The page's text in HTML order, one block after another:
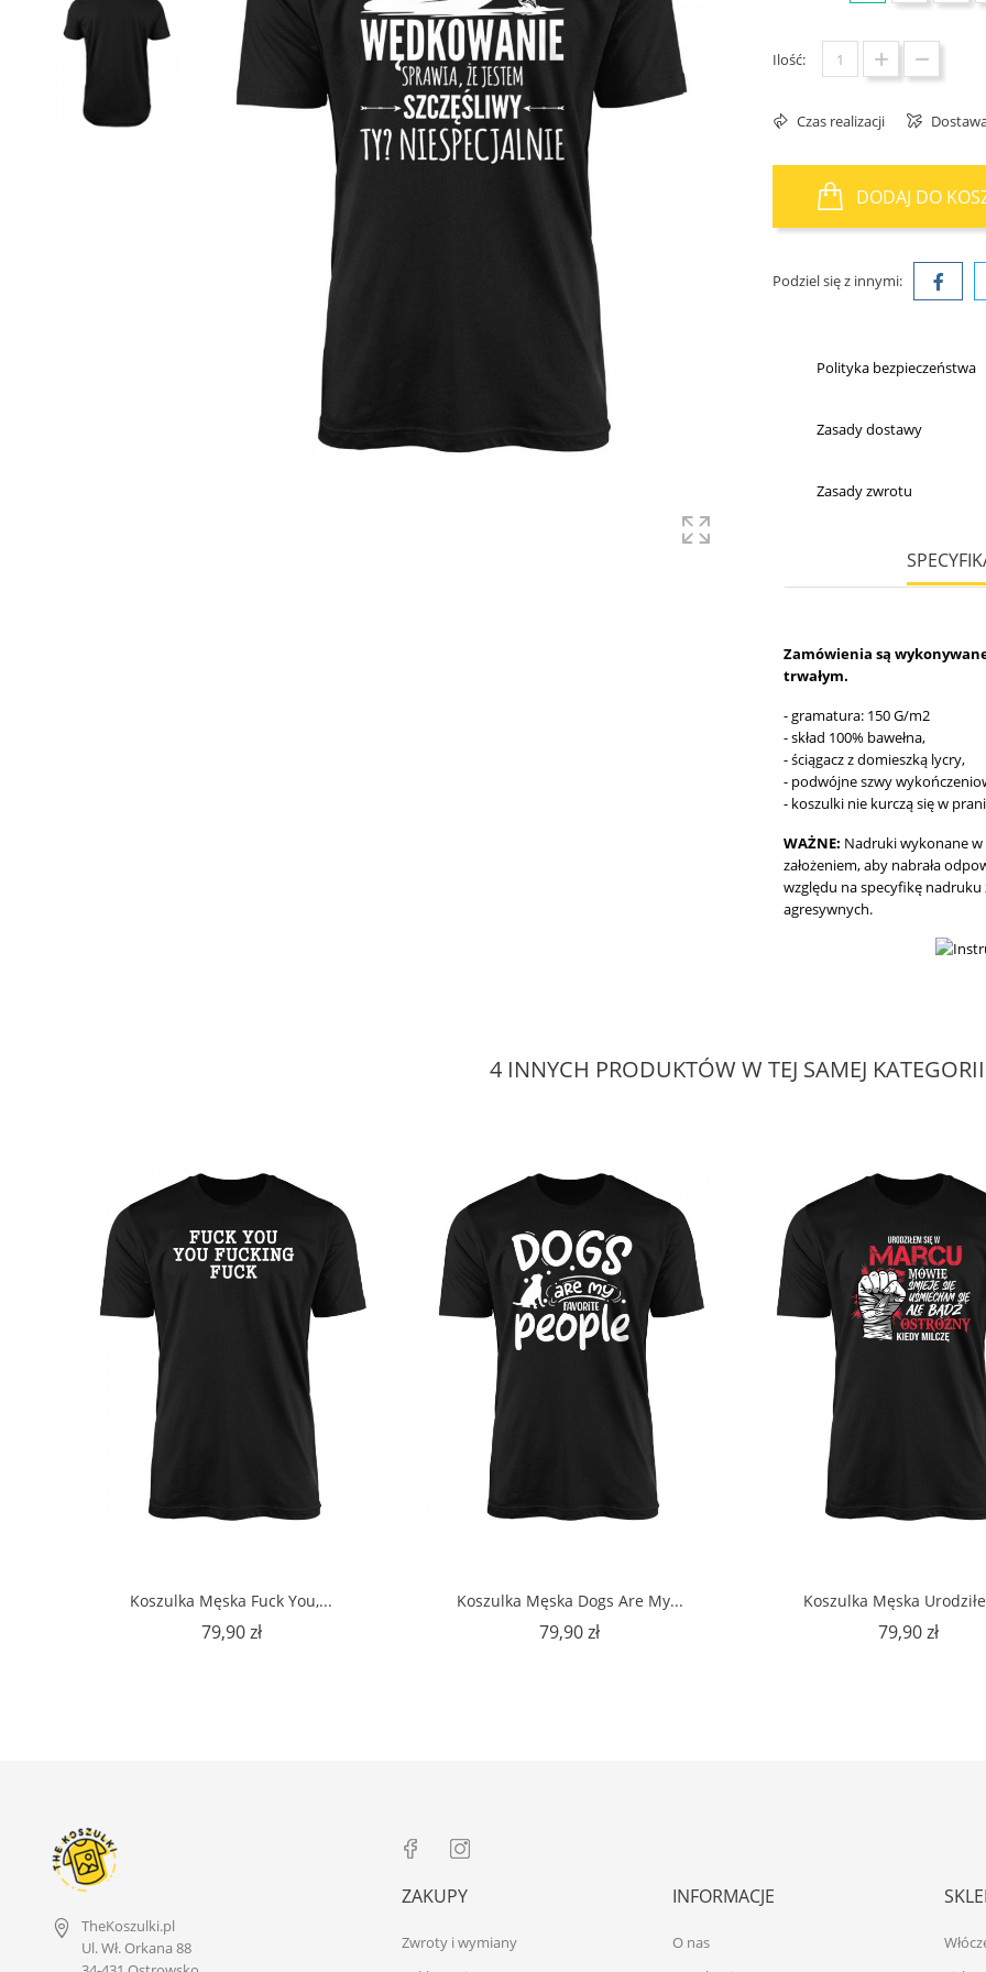
Ilość:
Czas realizacji
DODAJ DO
Podziel się z innymi:
Polityka bezpieczeństwa
Zasady dostawy
Zasady zwrotu
Zamówienia są
trwałym.
- gramatura: 150 G/m2
- skład 100% bawełna,
- ściągacz z domieszką lycry,
- podwójne szwy
- koszulki nie kurczą się w
WAŻNE: Nadruki wykonane w
założeniem, aby nabrała
względu na specyfikę
agresywnych.
4 INNYCH PRODUKTÓW W TEJ SAMEJ
Koszulka Męska Fuck You,...
79,90 złCena
Koszulka Męska Dogs Are My...
79,90 złCena
Koszulka Męska
79,90 złCena
TheKoszulki.pl
Ul. Wł. Orkana 88
ZAKUPY
Zwroty i wymiany
INFORMACJE
O nas